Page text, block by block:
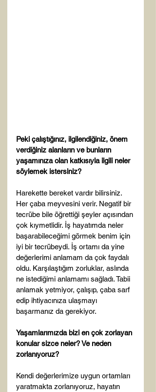
Peki çalıştığınız, ilgilendiğiniz, önem
verdiğiniz alanların ve bunların
yaşamınıza olan katkısıyla ilgili neler
söylemek istersiniz?
Harekette bereket vardır bilirsiniz.
Her çaba meyvesini verir. Negatif bir
tecrübe bile öğrettiği şeyler açısından
çok kıymetlidir. İş hayatımda neler
başarabileceğimi görmek benim için
iyi bir tecrübeydi. İş ortamı da yine
değerlerimi anlamam da çok faydalı
oldu. Karşılaştığım zorluklar, aslında
ne istediğimi anlamamı sağladı. Tabii
anlamak yetmiyor, çalışıp, çaba sarf
edip ihtiyacınıza ulaşmayı
başarmanız da gerekiyor.
Yaşamlarımızda bizi en çok zorlayan
konular sizce neler? Ve neden
zorlanıyoruz?
Kendi değerlerimize uygun ortamları
yaratmakta zorlanıyoruz, hayatın